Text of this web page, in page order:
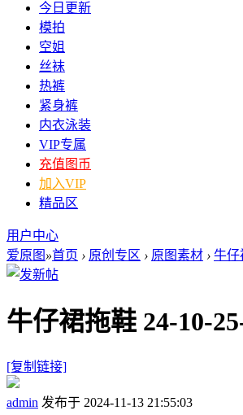
今日更新
模拍
空姐
丝袜
热裤
紧身裤
内衣泳装
VIP专属
充值图币
加入VIP
精品区
用户中心
爱原图 »首页 › 原创专区 › 原图素材 › 牛仔
牛仔裙拖鞋 24-10-
[复制链接]
admin 发布于 2024-11-13 21:55:03